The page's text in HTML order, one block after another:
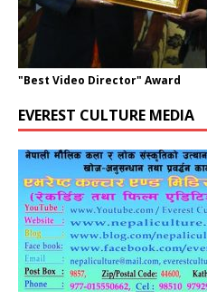
"Best Video Director" Award
EVEREST CULTURE MEDIA